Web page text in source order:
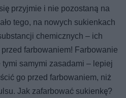
przyjmie i nie pozostaną na
tego, na nowych sukienkach
chemicznych – ich
farbowaniem! Farbowanie
tymi samymi zasadami – lepiej
go przed farbowaniem, niż
Jak zafarbować sukienkę?